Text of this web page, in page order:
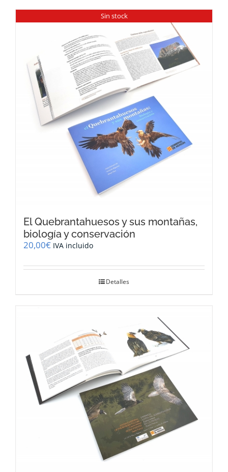
Sin stock
El Quebrantahuesos y sus montañas,
biología y conservación
20,00€ IVA incluido
Detalles